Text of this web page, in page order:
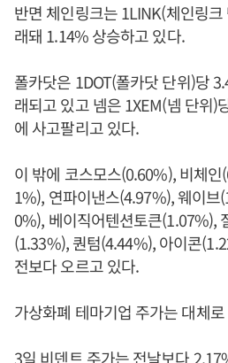
반면 체인링크는 1LINK(체인링
래돼 1.14% 상승하고 있다.
폴카닷은 1DOT(폴카닷 단위)당
래되고 있고 넴은 1XEM(넴 단위)
에 사고팔리고 있다.
이 밖에 코스모스(0.60%), 비체
1%), 연파이낸스(4.97%), 웨이브
0%), 베이직어텐션토큰(1.07%),
(1.33%), 퀀텀(4.44%), 아이콘
전보다 오르고 있다.
가상화폐 테마기업 주가는 대체
3일 비덴트 주가는 전날보다